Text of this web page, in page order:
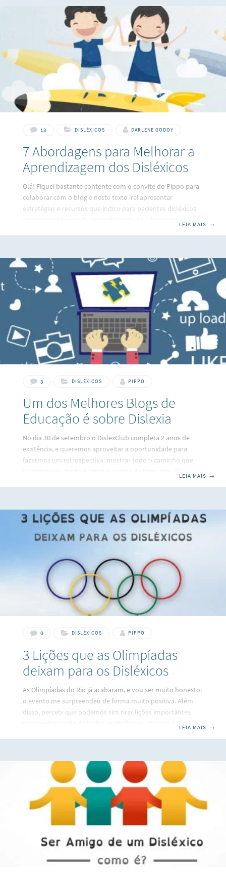
era a falta de organização do espaço temporal (isso se
relaciona com organização de objetos, tempo para realizar
uma atividade e direção entre esquerda
13 DISLÉXICOS DARLENE GODOY
7 Abordagens para Melhorar a
Aprendizagem dos Disléxicos
Olá! Fiquei bastante contente com o convite do Pippo para
colaborar com o blog e neste texto irei apresentar
estratégias e recursos que indico para pacientes disléxicos
necessidade da leitura no dia a dia. Antes de apresentar as
dicas e estratégias, trago aqui a fala de uma paciente minha
LEIA MAIS →
3 DISLÉXICOS PIPPO
Um dos Melhores Blogs de
Educação é sobre Dislexia
No dia 30 de setembro o DislexClub completa 2 anos de
existência, e queremos aproveitar a oportunidade para
fazermos um retrospectiva: mostrar todo o caminho que
sala de aula quando era criança durante o processo de
alfabetização. Depois que eu cresci e entrei na faculdade,
comecei na nutrir um sonho de
LEIA MAIS →
0 DISLÉXICOS PIPPO
3 Lições que as Olimpíadas
deixam para os Disléxicos
As Olimpíadas do Rio já acabaram, e vou ser muito honesto:
o evento me surpreendeu de forma muito positiva. Além
disso, percebi que podemos sim tirar lições importantes
surpreendido! À começar pela abertura, as Olimpíadas já
começaram com o pé direito: foi simplesmente magnífica,
mil vez melhor
LEIA MAIS →